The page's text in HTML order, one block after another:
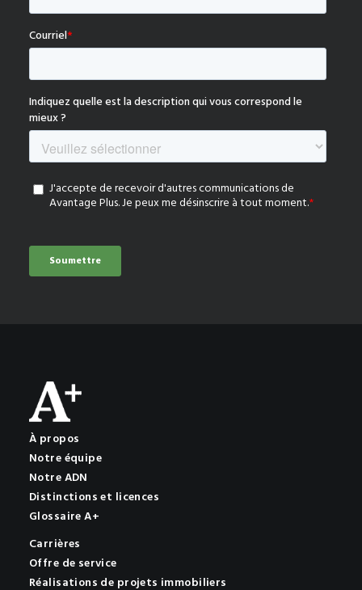
À propos
Notre équipe
Notre ADN
Distinctions et licences
Glossaire A+
Carrières
Offre de service
Réalisations de projets immobiliers